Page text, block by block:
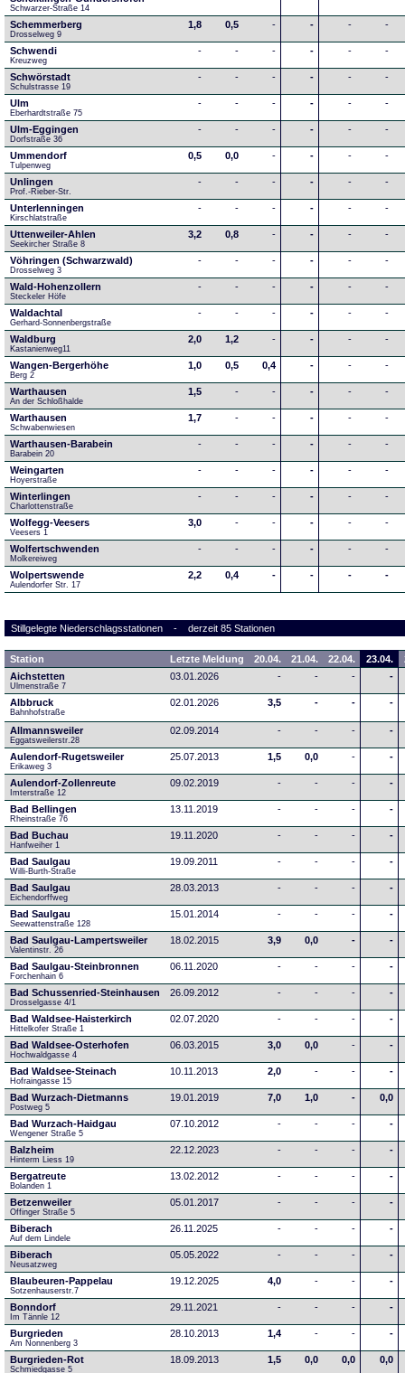
Schwarzer-Straße 14
Schemmerberg
Drosselweg 9
1,8 0,5 - - - -
Schwendi
Kreuzweg
- - - - - -
Schwörstadt
Schulstrasse 19
- - - - - -
Ulm
Eberhardtstraße 75
- - - - - -
Ulm-Eggingen
Dorfstraße 36
- - - - - -
Ummendorf
Tulpenweg
0,5 0,0 - - - -
Unlingen
Prof.-Rieber-Str.
- - - - - -
Unterlenningen
Kirschlatstraße
- - - - - -
Uttenweiler-Ahlen
Seekircher Straße 8
3,2 0,8 - - - -
Vöhringen (Schwarzwald)
Drosselweg 3
- - - - - -
Wald-Hohenzollern
Steckeler Höfe
- - - - - -
Waldachtal
Gerhard-Sonnenbergstraße
- - - - - -
Waldburg
Kastanienweg11
2,0 1,2 - - - -
Wangen-Bergerhöhe
Berg 2
1,0 0,5 0,4 - - -
Warthausen
An der Schloßhalde
1,5 - - - - -
Warthausen
Schwabenwiesen
1,7 - - - - -
Warthausen-Barabein
Barabein 20
- - - - - -
Weingarten
Hoyerstraße
- - - - - -
Winterlingen
Charlottenstraße
- - - - - -
Wolfegg-Veesers
Veesers 1
3,0 - - - - -
Wolfertschwenden
Molkereiweg
- - - - - -
Wolpertswende
Aulendorfer Str. 17
2,2 0,4 - - - -
Stillgelegte Niederschlagsstationen - derzeit 85 Stationen
Station Letzte Meldung 20.04. 21.04. 22.04. 23.04.
Aichstetten
Ulmenstraße 7
03.01.2026 - - - -
Albbruck
Bahnhofstraße
02.01.2026 3,5 - - -
Allmannsweiler
Eggatsweilerstr.28
02.09.2014 - - - -
Aulendorf-Rugetsweiler
Erikaweg 3
25.07.2013 1,5 0,0 - -
Aulendorf-Zollenreute
Imterstraße 12
09.02.2019 - - - -
Bad Bellingen
Rheinstraße 76
13.11.2019 - - - -
Bad Buchau
Hanfweiher 1
19.11.2020 - - - -
Bad Saulgau
Willi-Burth-Straße
19.09.2011 - - - -
Bad Saulgau
Eichendorffweg
28.03.2013 - - - -
Bad Saulgau
Seewattenstraße 128
15.01.2014 - - - -
Bad Saulgau-Lampertsweiler
Valentinstr. 26
18.02.2015 3,9 0,0 - -
Bad Saulgau-Steinbronnen
Forchenhain 6
06.11.2020 - - - -
Bad Schussenried-Steinhausen
Drosselgasse 4/1
26.09.2012 - - - -
Bad Waldsee-Haisterkirch
Hittelkofer Straße 1
02.07.2020 - - - -
Bad Waldsee-Osterhofen
Hochwaldgasse 4
06.03.2015 3,0 0,0 - -
Bad Waldsee-Steinach
Hofraingasse 15
10.11.2013 2,0 - - -
Bad Wurzach-Dietmanns
Postweg 5
19.01.2019 7,0 1,0 - 0,0
Bad Wurzach-Haidgau
Wengener Straße 5
07.10.2012 - - - -
Balzheim
Hinterm Liess 19
22.12.2023 - - - -
Bergatreute
Bolanden 1
13.02.2012 - - - -
Betzenweiler
Offinger Straße 5
05.01.2017 - - - -
Biberach
Auf dem Lindele
26.11.2025 - - - -
Biberach
Neusatzweg
05.05.2022 - - - -
Blaubeuren-Pappelau
Sotzenhauserstr.7
19.12.2025 4,0 - - -
Bonndorf
Im Tännle 12
29.11.2021 - - - -
Burgrieden
Am Nonnenberg 3
28.10.2013 1,4 - - -
Burgrieden-Rot
Schmiedgasse 5
18.09.2013 1,5 0,0 0,0 0,0